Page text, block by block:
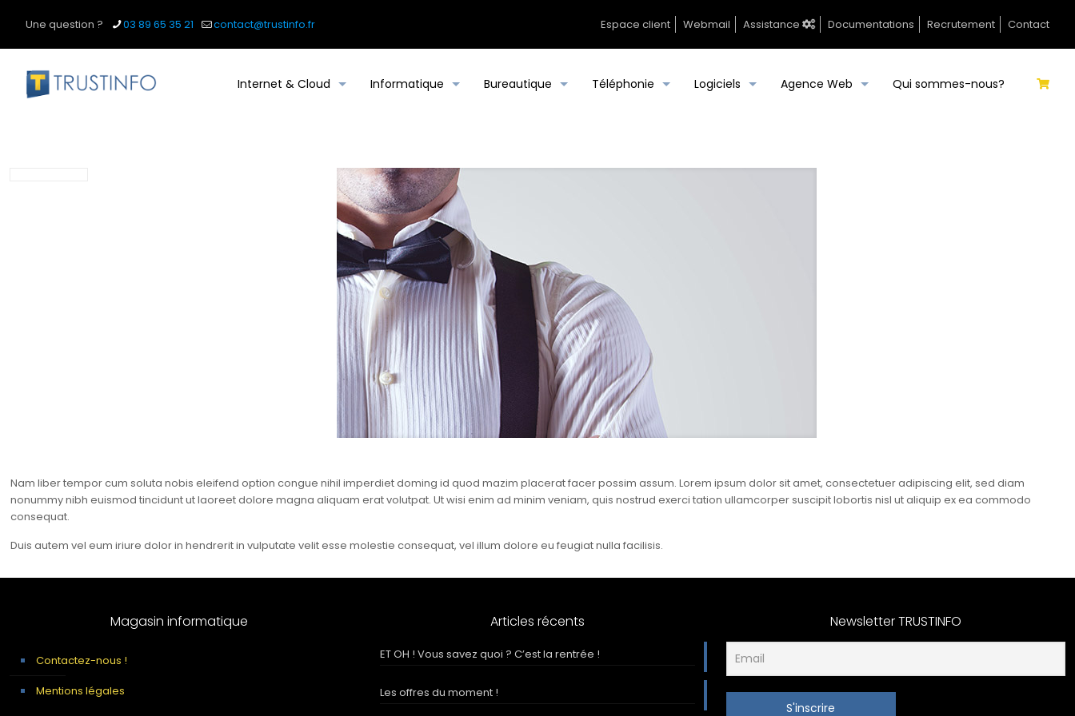
Une question ? 03 89 65 35 21 contact@trustinfo.fr Espace client Webmail Assistance Documentations Recrutement Contact
Internet & Cloud Informatique Bureautique Téléphonie Logiciels Agence Web Qui sommes-nous?
Nam liber tempor cum soluta nobis eleifend option congue nihil imperdiet doming id quod mazim placerat facer possim assum. Lorem ipsum dolor sit amet, consectetuer adipiscing elit, sed diam
nonummy nibh euismod tincidunt ut laoreet dolore magna aliquam erat volutpat. Ut wisi enim ad minim veniam, quis nostrud exerci tation ullamcorper suscipit lobortis nisl ut aliquip ex ea commodo
consequat.
Duis autem vel eum iriure dolor in hendrerit in vulputate velit esse molestie consequat, vel illum dolore eu feugiat nulla facilisis.
Magasin informatique
Contactez-nous !
Mentions légales
Articles récents
ET OH ! Vous savez quoi ? C’est la rentrée !
Les offres du moment !
Newsletter TRUSTINFO